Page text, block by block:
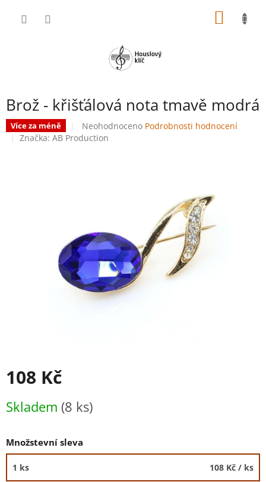
Brož - křišťálová nota tmavě modrá
Více za méně
Průměrné
hodnocení
Neohodnoceno Podrobnosti hodnocení
Značka: AB Production
108 Kč
cena:
Skladem (8 ks)
Množstevní sleva
1 ks 108 Kč / ks